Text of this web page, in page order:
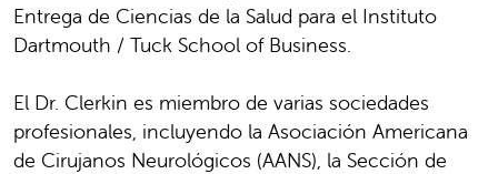
Entrega de Ciencias de la Salud para el Instituto
Dartmouth / Tuck School of Business.
El Dr. Clerkin es miembro de varias sociedades
profesionales, incluyendo la Asociación Americana
de Cirujanos Neurológicos (AANS), la Sección de